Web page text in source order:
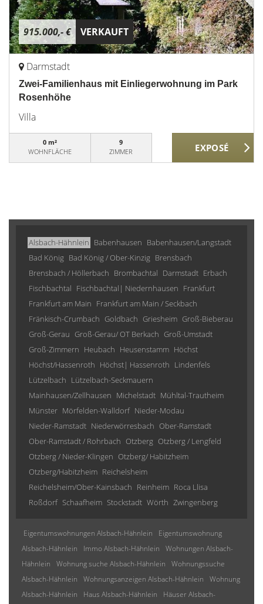
915.000,- € VERKAUFT
Darmstadt
Zwei-Familienhaus mit Einliegerwohnung im Park
Rosenhöhe
Villa
0 m²
WOHNFLÄCHE
9
ZIMMER
Alsbach-Hähnlein Babenhausen Babenhausen/Langstadt
Bad König Bad König / Ober-Kinzig Brensbach
Brensbach / Höllerbach Brombachtal Darmstadt Erbach
Fischbachtal Fischbachtal| Niedernhausen Frankfurt
Frankfurt am Main Frankfurt am Main / Seckbach
Fränkisch-Crumbach Goldbach Griesheim Groß-Bieberau
Groß-Gerau Groß-Gerau/ OT Berkach Groß-Umstadt
Groß-Zimmern Heubach Heusenstamm Höchst
Höchst/Hassenroth Höchst| Hassenroth Lindenfels
Lützelbach Lützelbach-Seckmauern
Mainhausen/Zellhausen Michelstadt Mühltal-Trautheim
Münster Mörfelden-Walldorf Nieder-Modau
Nieder-Ramstadt Niederwörresbach Ober-Ramstadt
Ober-Ramstadt / Rohrbach Otzberg Otzberg / Lengfeld
Otzberg / Nieder-Klingen Otzberg/ Habitzheim
Otzberg/Habitzheim Reichelsheim
Reichelsheim/Ober-Kainsbach Reinheim Roca Llisa
Roßdorf Schaafheim Stockstadt Wörth Zwingenberg
Eigentumswohnungen Alsbach-Hähnlein
Eigentumswohnung
Alsbach-Hähnlein
Immo Alsbach-Hähnlein
Wohnungen Alsbach-
Hähnlein
Wohnung suche Alsbach-Hähnlein
Wohnungssuche
Alsbach-Hähnlein
Wohnungsanzeigen Alsbach-Hähnlein
Wohnung
Alsbach-Hähnlein
Haus Alsbach-Hähnlein
Häuser Alsbach-